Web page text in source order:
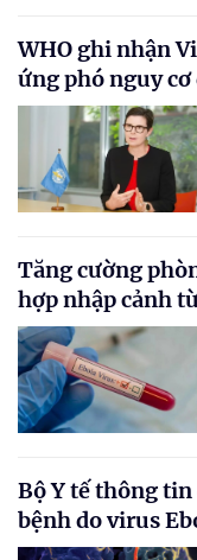
WHO ghi nhận
ứng phó nguy
Tăng cường
hợp nhập cảnh
Bộ Y tế thông
bệnh do virus